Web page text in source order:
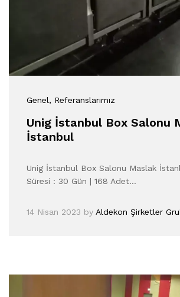
Genel, Referanslarımız
Unig İstanbul Box Salonu
İstanbul
Unig İstanbul Box Salonu Maslak
Süresi : 30 Gün | 168 Adet…
14 Nisan 2023 by Aldekon Şirketler